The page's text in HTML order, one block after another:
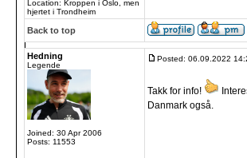
Location: Kroppen i Oslo, men
hjertet i Trondheim
Back to top
Hedning
Legende
Joined: 30 Apr 2006
Posts: 11553
Posted: 06.09.2022
Takk for info!
Danmark også.